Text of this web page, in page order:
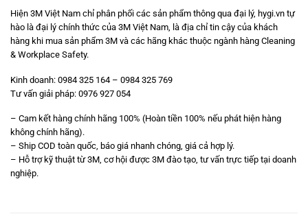
Hiện 3M Việt Nam chỉ phân phối các sản phẩm thông qua đại lý, hygi.vn tự
hào là đại lý chính thức của 3M Việt Nam, là địa chỉ tin cậy của khách
hàng khi mua sản phẩm 3M và các hãng khác thuộc ngành hàng Cleaning
& Workplace Safety.
Kinh doanh: 0984 325 164 – 0984 325 769
Tư vấn giải pháp: 0976 927 054
– Cam kết hàng chính hãng 100% (Hoàn tiền 100% nếu phát hiện hàng
không chính hãng).
– Ship COD toàn quốc, báo giá nhanh chóng, giá cả hợp lý.
– Hỗ trợ kỹ thuật từ 3M, cơ hội được 3M đào tạo, tư vấn trực tiếp tại doanh
nghiệp.